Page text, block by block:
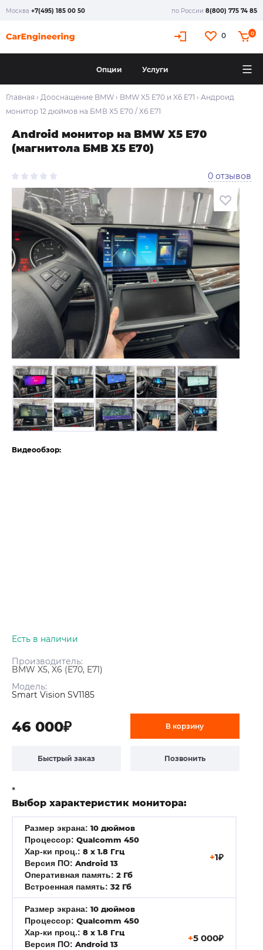
Москва +7(495) 185 00 50 по России 8(800) 775 74 85
0 0
Опции Услуги
Главная › Дооснащение BMW › BMW X5 E70 и X6 E71 › Андроид
монитор 12 дюймов на БМВ Х5 Е70 / Х6 Е71
Android монитор на BMW X5 E70
(магнитола БМВ Х5 Е70)
0 отзывов
Видеообзор:
Есть в наличии
Производитель:
BMW X5, X6 (E70, E71)
Модель:
Smart Vision SV1185
46 000₽ В корзину
Быстрый заказ Позвонить
*
Выбор характеристик монитора:
Размер экрана: 10 дюймов
Процессор: Qualcomm 450
Хар-ки проц.: 8 x 1.8 Ггц
Версия ПО: Android 13
Оперативная память: 2 Гб
Встроенная память: 32 Гб
+1₽
Размер экрана: 10 дюймов
Процессор: Qualcomm 450
Хар-ки проц.: 8 x 1.8 Ггц
Версия ПО: Android 13
+5 000₽